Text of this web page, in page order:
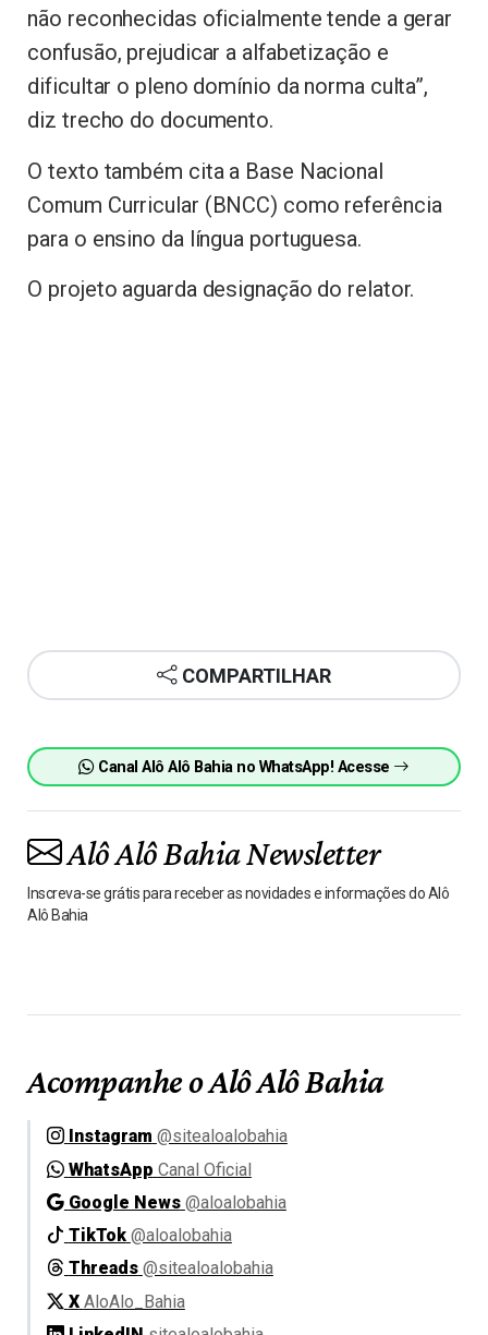
não reconhecidas oficialmente tende a gerar
confusão, prejudicar a alfabetização e
dificultar o pleno domínio da norma culta”,
diz trecho do documento.
O texto também cita a Base Nacional
Comum Curricular (BNCC) como referência
para o ensino da língua portuguesa.
O projeto aguarda designação do relator.
COMPARTILHAR
Canal Alô Alô Bahia no WhatsApp! Acesse
Alô Alô Bahia Newsletter
Inscreva-se grátis para receber as novidades e informações do Alô
Alô Bahia
Acompanhe o Alô Alô Bahia
Instagram @sitealoalobahia
WhatsApp Canal Oficial
Google News @aloalobahia
TikTok @aloalobahia
Threads @sitealoalobahia
X AloAlo_Bahia